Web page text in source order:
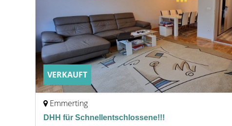
VERKAUFT
Emmerting
DHH für Schnellentschlossene!!!